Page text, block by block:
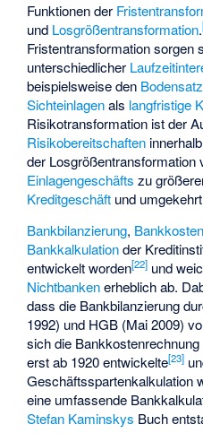
Funktionen der
und Losgrößentransformation.
Fristentransformation sorgen
unterschiedlicher
beispielsweise den Bodensatz
Sichteinlagenals langfristige
Risikotransformation ist der
Risikobereitschaften
der Losgrößentransformation
Einlagengeschäfts zu
Kreditgeschäft und
Bankbilanzierung,
Bankkalkulationder
entwickelt worden[22] und
Nichtbankenerheblich ab.
dass die Bankbilanzierung
1992) und HGB (Mai 2009)
sich die
erst ab 1920 entwickelte[23]
Geschäftsspartenkalkulation
eine umfassende
Stefan Kaminskys Buch